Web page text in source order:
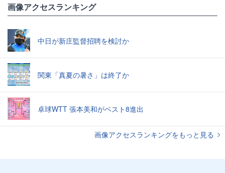
画像アクセスランキング
中日が新庄監督招聘を検討か
関東「真夏の暑さ」は終了か
卓球WTT 張本美和がベスト8進出
画像アクセスランキングをもっと見る